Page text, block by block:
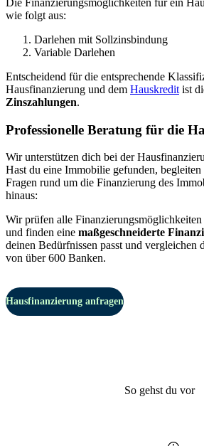
wie folgt aus:
Darlehen mit Sollzinsbindung
Variable Darlehen
Entscheidend für die entsprechende
Hausfinanzierung und dem Hauskredit ist
Zinszahlungen.
Professionelle Beratung für die
Wir unterstützen dich bei der
Hast du eine Immobilie gefunden,
Fragen rund um die Finanzierung des
hinaus:
Wir prüfen alle
und finden eine maßgeschneiderte
deinen Bedürfnissen passt und vergleichen
von über 600 Banken.
Hausfinanzierung anfragen
So gehst du vor